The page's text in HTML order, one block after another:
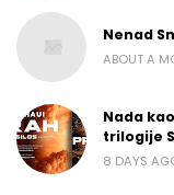
Nenad
ABOUT A
Nada
trilogije
8 DAYS